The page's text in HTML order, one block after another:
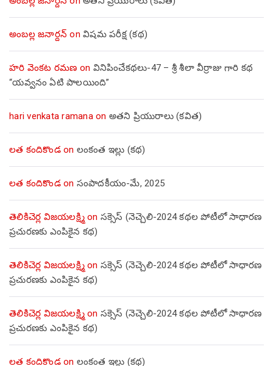
అంబల్ల జనార్దన్ on విషమ పరీక్ష (క‌థ‌)
హరి వెంకట రమణ on వినిపించేకథలు-47 – శ్రీ శీలా వీర్రాజు గారి కథ
“యవ్వనం ఏటి పాలయింది”
hari venkata ramanaon అతని ప్రియురాలు (కవిత)
లత కందికొండon లంకంత ఇల్లు (కథ)
లత కందికొండon సంపాదకీయం-మే, 2025
తెలికిచెర్ల విజయలక్ష్మిon సక్సెస్ (నెచ్చెలి-2024 కథల పోటీలో సాధారణ
ప్రచురణకు ఎంపికైన కథ)
తెలికిచెర్ల విజయలక్ష్మిon సక్సెస్ (నెచ్చెలి-2024 కథల పోటీలో సాధారణ
ప్రచురణకు ఎంపికైన కథ)
తెలికిచెర్ల విజయలక్ష్మిon సక్సెస్ (నెచ్చెలి-2024 కథల పోటీలో సాధారణ
ప్రచురణకు ఎంపికైన కథ)
లత కందికొండon లంకంత ఇల్లు (కథ)